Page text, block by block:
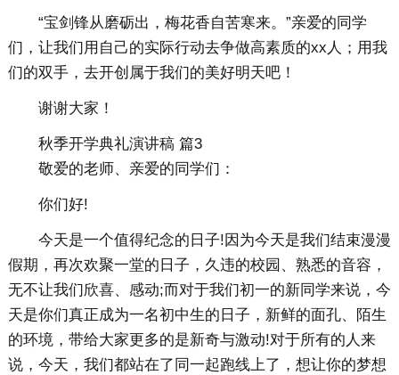
“宝剑锋从磨砺出，梅花香自苦寒来。”亲爱的同学
们，让我们用自己的实际行动去争做高素质的xx人；用我
们的双手，去开创属于我们的美好明天吧！
谢谢大家！
秋季开学典礼演讲稿 篇3
敬爱的老师、亲爱的同学们：
你们好!
今天是一个值得纪念的日子!因为今天是我们结束漫漫
假期，再次欢聚一堂的日子，久违的校园、熟悉的音容，
无不让我们欣喜、感动;而对于我们初一的新同学来说，今
天是你们真正成为一名初中生的日子，新鲜的面孔、陌生
的环境，带给大家更多的是新奇与激动!对于所有的人来
说，今天，我们都站在了同一起跑线上了，想让你的梦想